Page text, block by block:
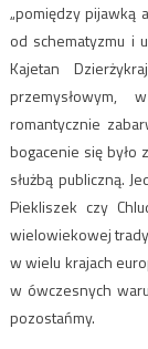
„pomiędzy pijawką
od schematyzmu i
Kajetan
romantycznie
bogacenie się
służbą publiczną.
Piekliszek czy
wielowiekowej
w wielu krajach
w ówczesnych
pozostańmy.